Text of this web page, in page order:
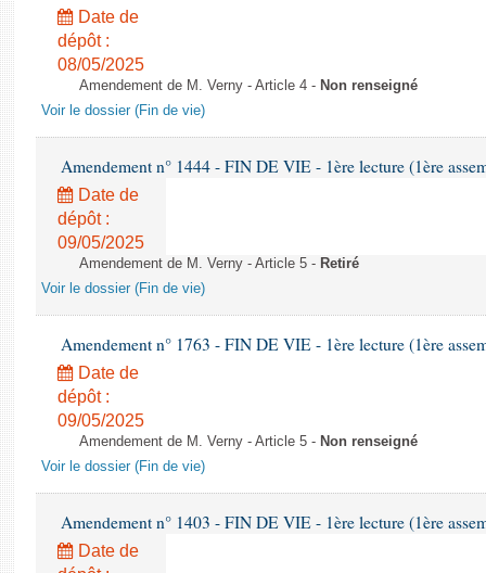
Date de
dépôt :
08/05/2025
Amendement de M. Verny - Article 4 - Non renseigné
Voir le dossier (Fin de vie)
Amendement n° 1444 - FIN DE VIE - 1ère lecture (1ère
Date de
dépôt :
09/05/2025
Amendement de M. Verny - Article 5 - Retiré
Voir le dossier (Fin de vie)
Amendement n° 1763 - FIN DE VIE - 1ère lecture (1ère
Date de
dépôt :
09/05/2025
Amendement de M. Verny - Article 5 - Non renseigné
Voir le dossier (Fin de vie)
Amendement n° 1403 - FIN DE VIE - 1ère lecture (1ère
Date de